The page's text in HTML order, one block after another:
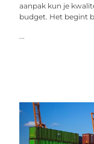
aanpak kun je
budget. Het begint
...